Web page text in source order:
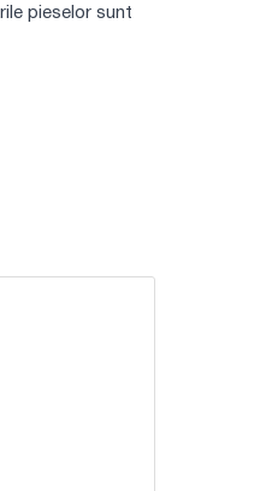
pieselor sunt